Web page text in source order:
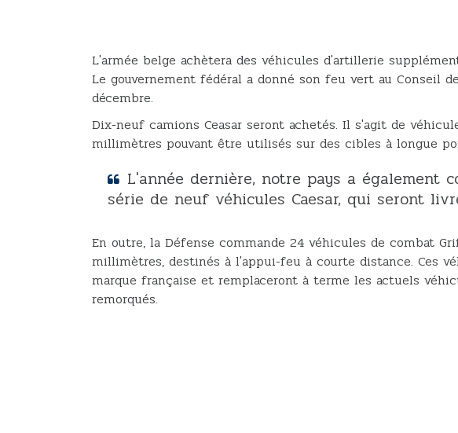
L'armée belge achètera des véhicules d'artillerie
Le gouvernement fédéral a donné son feu vert au Conseil
décembre.
Dix-neuf camions Ceasar seront achetés. Il s'agit de
millimètres pouvant être utilisés sur des cibles à longue
L'année dernière, notre pays a également
série de neuf véhicules Caesar, qui seront
En outre, la Défense commande 24 véhicules de combat
millimètres, destinés à l'appui-feu à courte distance. Ces
marque française et remplaceront à terme les actuels
remorqués.